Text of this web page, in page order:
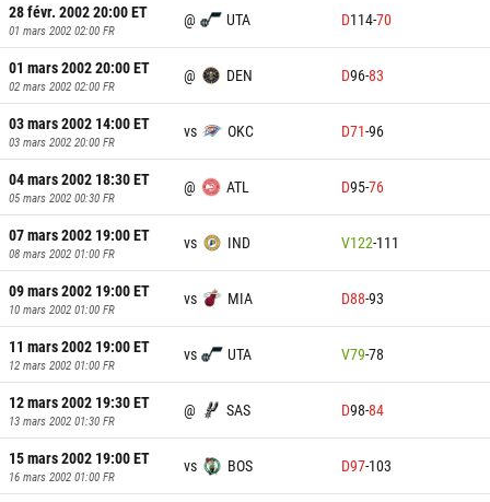
28 févr. 2002 20:00ET
01 mars 2002 02:00 FR
@ UTA D114-70
01 mars 2002 20:00ET
02 mars 2002 02:00 FR
@ DEN D96-83
03 mars 2002 14:00ET
03 mars 2002 20:00 FR
vs OKC D71-96
04 mars 2002 18:30ET
05 mars 2002 00:30 FR
@ ATL D95-76
07 mars 2002 19:00ET
08 mars 2002 01:00 FR
vs IND V122-111
09 mars 2002 19:00ET
10 mars 2002 01:00 FR
vs MIA D88-93
11 mars 2002 19:00ET
12 mars 2002 01:00 FR
vs UTA V79-78
12 mars 2002 19:30ET
13 mars 2002 01:30 FR
@ SAS D98-84
15 mars 2002 19:00ET
16 mars 2002 01:00 FR
vs BOS D97-103